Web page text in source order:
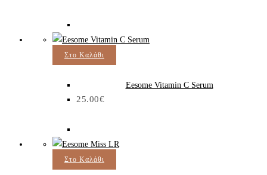
Στο Καλάθι
Eesome Vitamin C Serum
25.00€
Στο Καλάθι